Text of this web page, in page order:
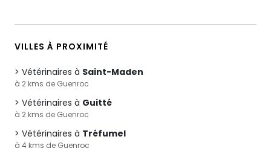
VILLES À PROXIMITÉ
Vétérinaires à Saint-Maden
à 2 kms de Guenroc
Vétérinaires à Guitté
à 2 kms de Guenroc
Vétérinaires à Tréfumel
à 4 kms de Guenroc